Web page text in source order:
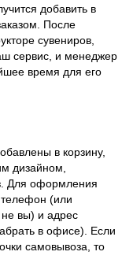
добавить в
После
сувениров,
сервис, и менеджер
время для его
в корзину,
дизайном,
Для оформления
(или
не вы) и адрес
в офисе). Если
самовывоза, то